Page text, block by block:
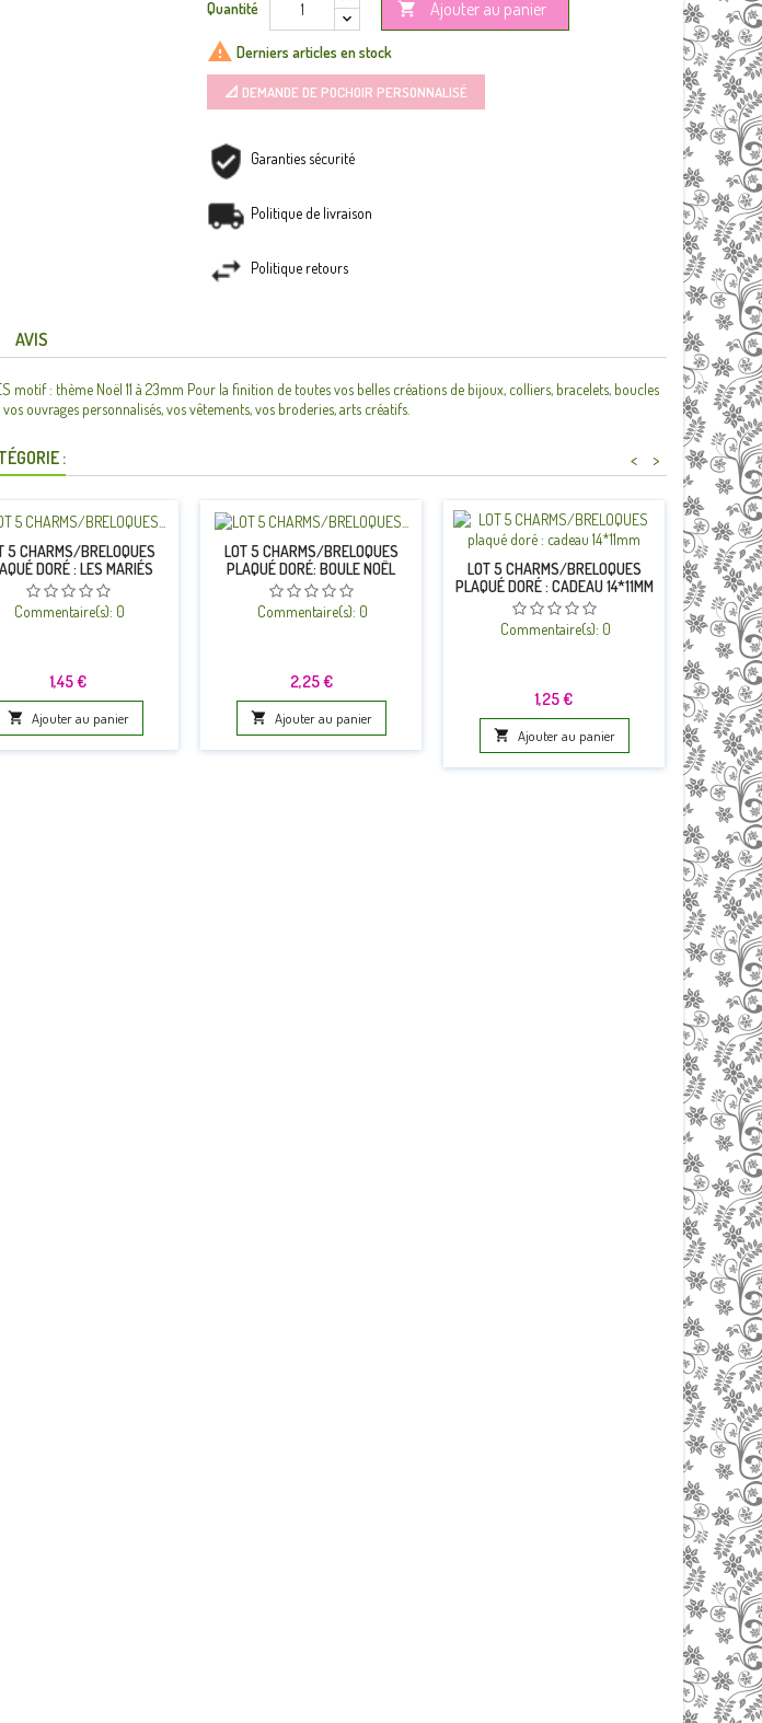
Quantité  Ajouter au panier
 Derniers articles en stock
📐 DEMANDE DE POCHOIR PERSONNALISÉ
Garanties sécurité
Politique de livraison
Politique retours
AVIS
motif : thème Noël 11 à 23mm Pour la finition de toutes vos belles créations de bijoux, colliers, bracelets, boucles
ouvrages personnalisés, vos vêtements, vos broderies, arts créatifs.
: >
<
5 CHARMS/BRELOQUES
DORÉ : LES MARIÉS
18*8MM
Commentaire(s): 0
Prix
1,45 €
 Ajouter au panier
LOT 5 CHARMS/BRELOQUES
PLAQUÉ DORÉ: BOULE NOËL
29*21MM
Commentaire(s): 0
Prix
2,25 €
 Ajouter au panier
LOT 5 CHARMS/BRELOQUES
PLAQUÉ DORÉ : CADEAU 14*11MM
Commentaire(s): 0
Prix
1,25 €
 Ajouter au panier
LOT
